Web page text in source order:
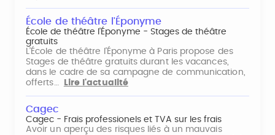
École de théâtre l'Éponyme
École de théâtre l'Éponyme - Stages de théâtre
gratuits
L'École de théâtre l'Éponyme à Paris propose des
Stages de théâtre gratuits durant les vacances,
dans le cadre de sa campagne de communication,
offerts…
Lire l'actualité
Cagec
Cagec - Frais professionels et TVA sur les frais
Avoir un aperçu des risques liés à un mauvais